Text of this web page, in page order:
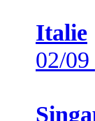
Italie
02/